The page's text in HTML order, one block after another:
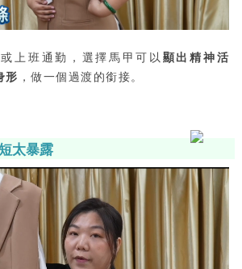
上班通勤，選擇馬甲可以 顯出精神活
形 ，做一個過渡的銜接。
太暴露